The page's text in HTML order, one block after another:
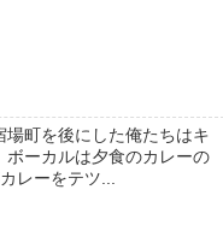
町を後にした俺たちはキ
ボーカルは夕食のカレーの
レーをテツ...